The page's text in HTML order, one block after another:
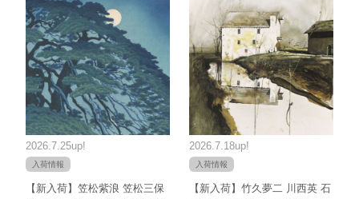
2026.7.25up!
入荷情報
【新入荷】笠松紫浪 笠松三保
2026.7.18up!
入荷情報
【新入荷】竹久夢二 川西英 石